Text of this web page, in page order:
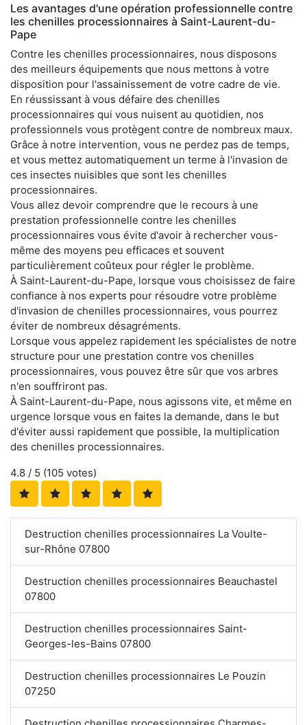
Les avantages d'une opération professionnelle contre
les chenilles processionnaires à Saint-Laurent-du-
Pape
Contre les chenilles processionnaires, nous disposons
des meilleurs équipements que nous mettons à votre
disposition pour l'assainissement de votre cadre de vie.
En réussissant à vous défaire des chenilles
processionnaires qui vous nuisent au quotidien, nos
professionnels vous protègent contre de nombreux maux.
Grâce à notre intervention, vous ne perdez pas de temps,
et vous mettez automatiquement un terme à l'invasion de
ces insectes nuisibles que sont les chenilles
processionnaires.
Vous allez devoir comprendre que le recours à une
prestation professionnelle contre les chenilles
processionnaires vous évite d'avoir à rechercher vous-
même des moyens peu efficaces et souvent
particulièrement coûteux pour régler le problème.
À Saint-Laurent-du-Pape, lorsque vous choisissez de faire
confiance à nos experts pour résoudre votre problème
d'invasion de chenilles processionnaires, vous pourrez
éviter de nombreux désagréments.
Lorsque vous appelez rapidement les spécialistes de notre
structure pour une prestation contre vos chenilles
processionnaires, vous pouvez être sûr que vos arbres
n'en souffriront pas.
À Saint-Laurent-du-Pape, nous agissons vite, et même en
urgence lorsque vous en faites la demande, dans le but
d'éviter aussi rapidement que possible, la multiplication
des chenilles processionnaires.
4.8 / 5 (105 votes)
Destruction chenilles processionnaires La Voulte-
sur-Rhône 07800
Destruction chenilles processionnaires Beauchastel
07800
Destruction chenilles processionnaires Saint-
Georges-les-Bains 07800
Destruction chenilles processionnaires Le Pouzin
07250